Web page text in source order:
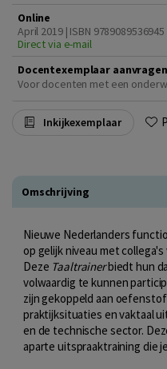
Online
April 2019 | ISBN 9789089536945
Direct via e-mail
Docentexemplaar aanvragen
Voor docenten met een
Inkijkexemplaar
Omschrijving
Nieuwe Nederlanders
op gelijk niveau met
Deze Taaltrainerbiedt hun
volwaardig te kunnen
zijn gekoppeld aan
praktijksituaties en vaktaal
en de technische sector.
aparte uitspraaktraining die